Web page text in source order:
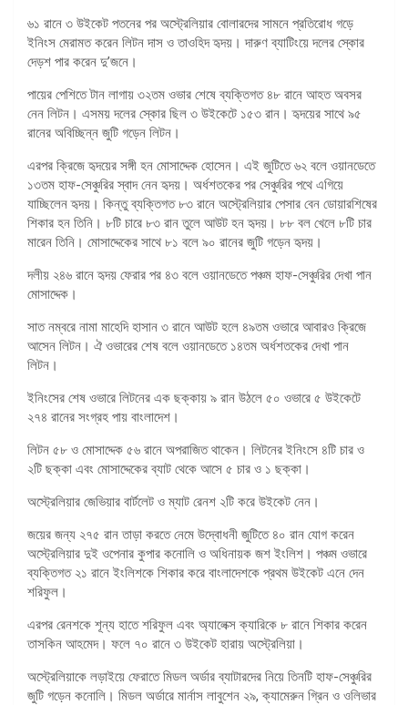
৬১ রানে ৩ উইকেট পতনের পর অস্ট্রেলিয়ার বোলারদের সামনে প্রতিরোধ গড়ে
ইনিংস মেরামত করেন লিটন দাস ও তাওহিদ হৃদয়। দারুণ ব্যাটিংয়ে দলের স্কোর
দেড়শ পার করেন দু’জনে।
পায়ের পেশিতে টান লাগায় ৩২তম ওভার শেষে ব্যক্তিগত ৪৮ রানে আহত অবসর
নেন লিটন। এসময় দলের স্কোর ছিল ৩ উইকেটে ১৫৩ রান। হৃদয়ের সাথে ৯৫
রানের অবিচ্ছিন্ন জুটি গড়েন লিটন।
এরপর ক্রিজে হৃদয়ের সঙ্গী হন মোসাদ্দেক হোসেন। এই জুটিতে ৬২ বলে ওয়ানডেতে
১৩তম হাফ-সেঞ্চুরির স্বাদ নেন হৃদয়। অর্ধশতকের পর সেঞ্চুরির পথে এগিয়ে
যাচ্ছিলেন হৃদয়। কিন্তু ব্যক্তিগত ৮৩ রানে অস্ট্রেলিয়ার পেসার বেন ডোয়ারশিষের
শিকার হন তিনি। ৮টি চারে ৮৩ রান তুলে আউট হন হৃদয়। ৮৮ বল খেলে ৮টি চার
মারেন তিনি। মোসাদ্দেকের সাথে ৮১ বলে ৯০ রানের জুটি গড়েন হৃদয়।
দলীয় ২৪৬ রানে হৃদয় ফেরার পর ৪৩ বলে ওয়ানডেতে পঞ্চম হাফ-সেঞ্চুরির দেখা পান
মোসাদ্দেক।
সাত নম্বরে নামা মাহেদি হাসান ৩ রানে আউট হলে ৪৯তম ওভারে আবারও ক্রিজে
আসেন লিটন। ঐ ওভারের শেষ বলে ওয়ানডেতে ১৪তম অর্ধশতকের দেখা পান
লিটন।
ইনিংসের শেষ ওভারে লিটনের এক ছক্কায় ৯ রান উঠলে ৫০ ওভারে ৫ উইকেটে
২৭৪ রানের সংগ্রহ পায় বাংলাদেশ।
লিটন ৫৮ ও মোসাদ্দেক ৫৬ রানে অপরাজিত থাকেন। লিটনের ইনিংসে ৪টি চার ও
২টি ছক্কা এবং মোসাদ্দেকের ব্যাট থেকে আসে ৫ চার ও ১ ছক্কা।
অস্ট্রেলিয়ার জেভিয়ার বার্টলেট ও ম্যাট রেনশ ২টি করে উইকেট নেন।
জয়ের জন্য ২৭৫ রান তাড়া করতে নেমে উদ্বোধনী জুটিতে ৪০ রান যোগ করেন
অস্ট্রেলিয়ার দুই ওপেনার কুপার কনোলি ও অধিনায়ক জশ ইংলিশ। পঞ্চম ওভারে
ব্যক্তিগত ২১ রানে ইংলিশকে শিকার করে বাংলাদেশকে প্রথম উইকেট এনে দেন
শরিফুল।
এরপর রেনশকে শূন্য হাতে শরিফুল এবং অ্যালেক্স ক্যারিকে ৮ রানে শিকার করেন
তাসকিন আহমেদ। ফলে ৭০ রানে ৩ উইকেট হারায় অস্ট্রেলিয়া।
অস্ট্রেলিয়াকে লড়াইয়ে ফেরাতে মিডল অর্ডার ব্যাটারদের নিয়ে তিনটি হাফ-সেঞ্চুরির
জুটি গড়েন কনোলি। মিডল অর্ডারে মার্নাস লাবুশেন ২৯, ক্যামেরুন গ্রিন ও ওলিভার